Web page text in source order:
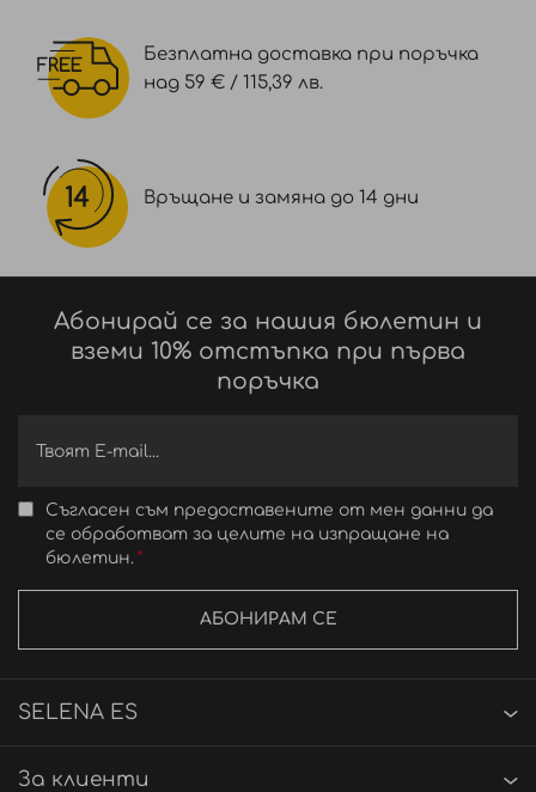
Безплатна доставка при поръчка
над 59 € / 115,39 лв.
Връщане и замяна до 14 дни
Абонирай се за нашия бюлетин и
вземи 10% отстъпка при първа
поръчка
Съгласен съм предоставените от мен данни да
се обработват за целите на изпращане на
бюлетин.
АБОНИРАМ СЕ
SELENA ES
За клиенти